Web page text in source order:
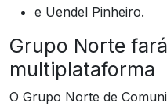
e Uendel Pinheiro.
Grupo Norte
multiplataforma
O Grupo Norte de